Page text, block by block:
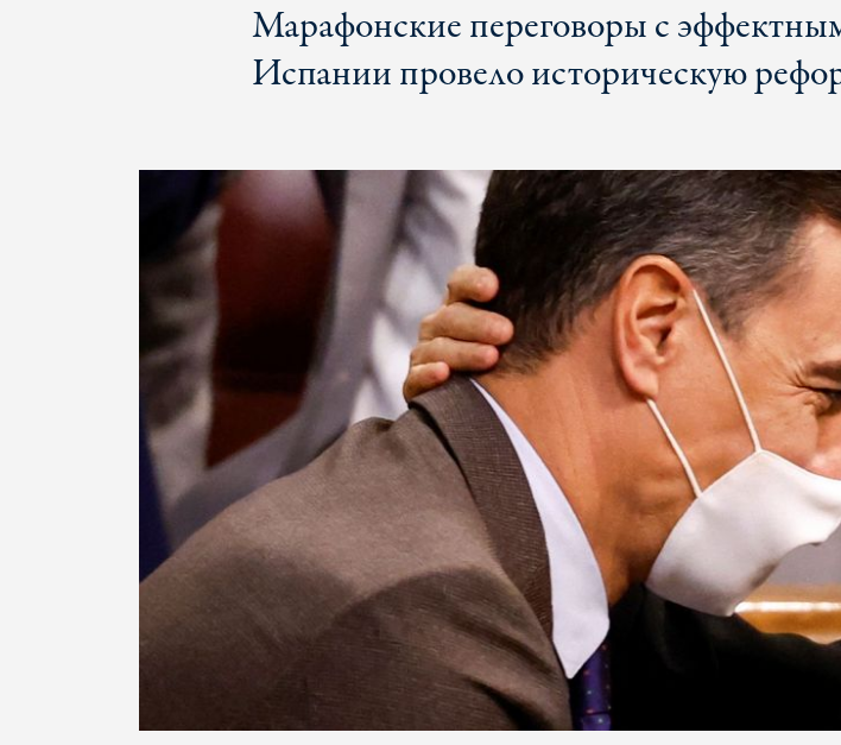
Марафонские переговоры с
Испании провело историческую